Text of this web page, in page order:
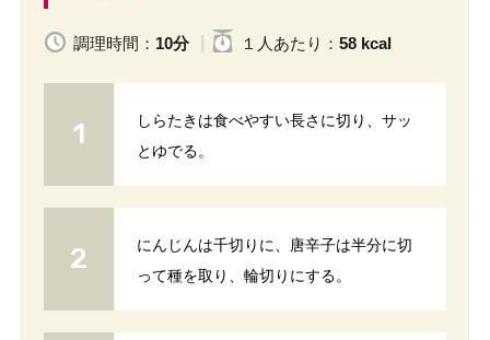
調理時間： 10分 １人 あたり ： 58 kcal
しらたきは食べやすい長さに切り、サッ
とゆでる。
にんじんは千切りに、唐辛子は半分に切
って種を取り、輪切りにする。